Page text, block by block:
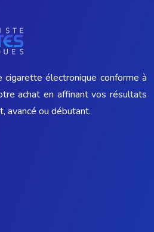
cigarette électronique conforme à
achat en affinant vos résultats
avancé ou débutant.